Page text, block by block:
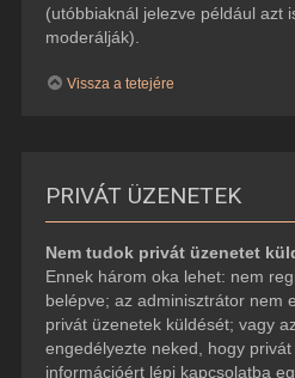
(utóbbiaknál jelezve például azt
moderálják).
Vissza a tetejére
PRIVÁT ÜZENETEK
Nem tudok privát üzenetet
Ennek három oka lehet: nem
belépve; az adminisztrátor nem
privát üzenetek küldését; vagy
engedélyezte neked, hogy
információért lépj kapcsolatba